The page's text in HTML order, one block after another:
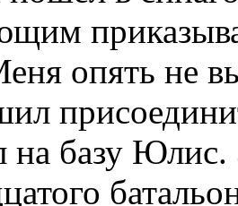
опять не
на базу